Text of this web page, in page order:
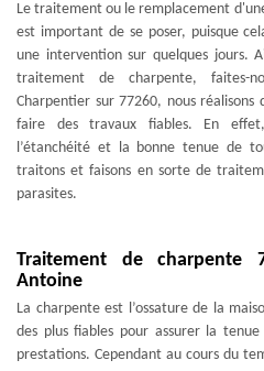
Le traitement ou le remplacement
est important de se poser, puisque
une intervention sur quelques jours.
traitement de charpente, faites-
Charpentier sur 77260, nous
faire des travaux fiables. En
l’étanchéité et la bonne tenue de
traitons et faisons en sorte de
parasites.
Traitement de charpente
Antoine
La charpente est l’ossature de la
des plus fiables pour assurer la
prestations. Cependant au cours du